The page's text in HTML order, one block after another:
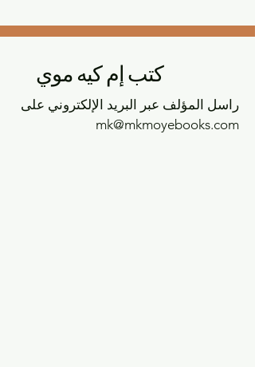
كتب إم كيه موي
راسل المؤلف عبر البريد الإلكتروني على
mk@mkmoyebooks.com